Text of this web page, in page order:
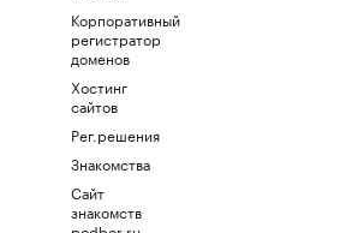
Корпоративный
регистратор
доменов
Хостинг
сайтов
Рег.решения
Знакомства
Сайт
знакомств